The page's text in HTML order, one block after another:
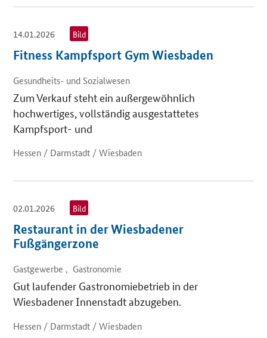
14.01.2026 Bild
Fitness Kampfsport Gym Wiesbaden
Gesundheits- und Sozialwesen
Zum Verkauf steht ein außergewöhnlich
hochwertiges, vollständig ausgestattetes
Kampfsport- und
Hessen / Darmstadt / Wiesbaden
02.01.2026 Bild
Restaurant in der Wiesbadener
Fußgängerzone
Gastgewerbe , Gastronomie
Gut laufender Gastronomiebetrieb in der
Wiesbadener Innenstadt abzugeben.
Hessen / Darmstadt / Wiesbaden